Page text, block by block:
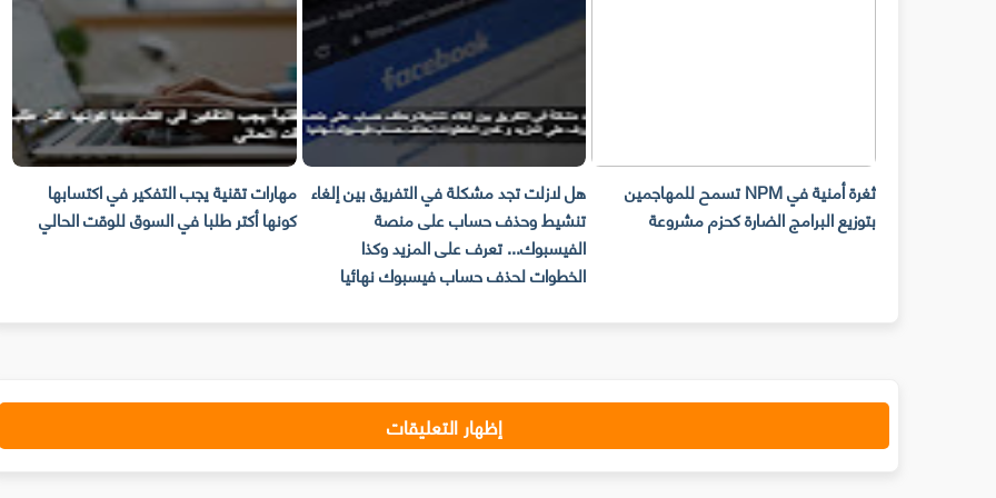
ثغرة أمنية في NPM تسمح للمهاجمين
بتوزيع البرامج الضارة كحزم مشروعة
هل لازلت تجد مشكلة في التفريق بين إلغاء
تنشيط وحذف حساب على منصة
الفيسبوك... تعرف على المزيد وكذا
الخطوات لحذف حساب فيسبوك نهائيا
مهارات تقنية يجب التفكير في اكتسابها
كونها أكتر طلبا في السوق للوقت الحالي
إظهار التعليقات